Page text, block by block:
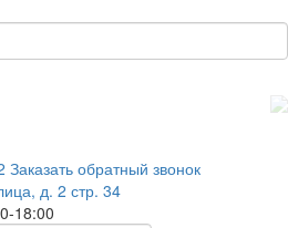
Заказать обратный звонок
д. 2 стр. 34
18:00